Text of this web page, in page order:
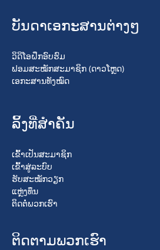
ບັນດາເອກະສານຕ່າງໆ
ວິດິໂອຝຶກອົບຮົມ
ຟອມສະໝັກສະມາຊິກ (ດາວໂຫຼດ)
ເອກະສານທັງໝົດ
ລິ້ງທີ່ສໍາຄັນ
ເຂົ້າເປັນສະມາຊິກ
ເຂົ້າສູ່ລະບົບ
ຮັບສະໝັກວຽກ
ແຫຼ່ງທຶນ
ຕິດຕໍ່ພວກເຮົາ
ຕິດຕາມພວກເຮົາ